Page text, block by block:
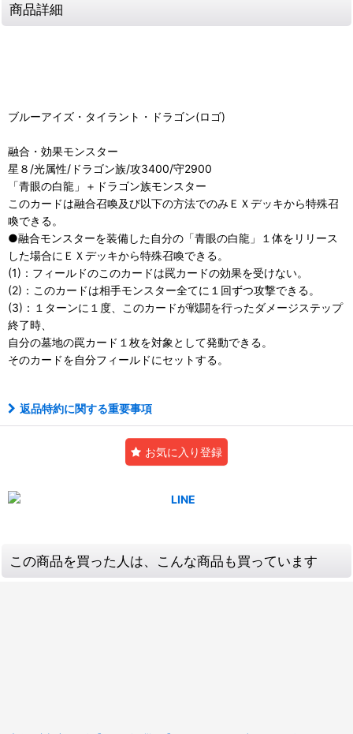
商品詳細
ブルーアイズ・タイラント・ドラゴン(ロゴ)
融合・効果モンスター
星８/光属性/ドラゴン族/攻3400/守2900
「青眼の白龍」＋ドラゴン族モンスター
このカードは融合召喚及び以下の方法でのみＥＸデッキから特殊召
喚できる。
●融合モンスターを装備した自分の「青眼の白龍」１体をリリース
した場合にＥＸデッキから特殊召喚できる。
(1)：フィールドのこのカードは罠カードの効果を受けない。
(2)：このカードは相手モンスター全てに１回ずつ攻撃できる。
(3)：１ターンに１度、このカードが戦闘を行ったダメージステップ
終了時、
自分の墓地の罠カード１枚を対象として発動できる。
そのカードを自分フィールドにセットする。
返品特約に関する重要事項
お気に入り登録
この商品を買った人は、こんな商品も買っています